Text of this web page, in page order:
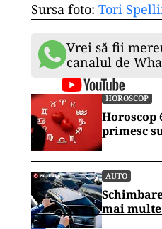
Sursa foto: Tori
Vrei să fii
canalul de
HOROSCOP
Horoscop
primesc
AUTO
mai